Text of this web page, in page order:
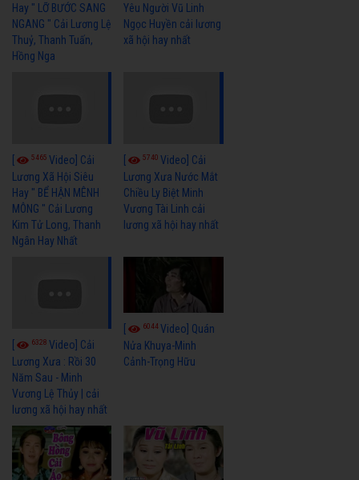
Hay " LỠ BƯỚC SANG
NGANG " Cải Lương Lệ
Thuỷ, Thanh Tuấn,
Hồng Nga
Yêu Người Vũ Linh
Ngọc Huyền cải lương
xã hội hay nhất
5465 Video] Cải
Lương Xã Hội Siêu
Hay " BỂ HẬN MÊNH
MÔNG " Cải Lương
Kim Tử Long, Thanh
Ngân Hay Nhất
5740Video] Cải
Lương Xưa Nước Mắt
Chiều Ly Biệt Minh
Vương Tài Linh cải
lương xã hội hay nhất
6328 Video] Cải
Lương Xưa : Rồi 30
Năm Sau - Minh
Vương Lệ Thủy | cải
lương xã hội hay nhất
6044Video] Quán
Nửa Khuya-Minh
Cảnh-Trọng Hữu